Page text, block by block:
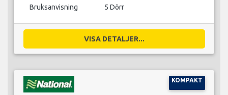
Bruksanvisning 5 Dörr
VISA DETALJER...
KOMPAKT